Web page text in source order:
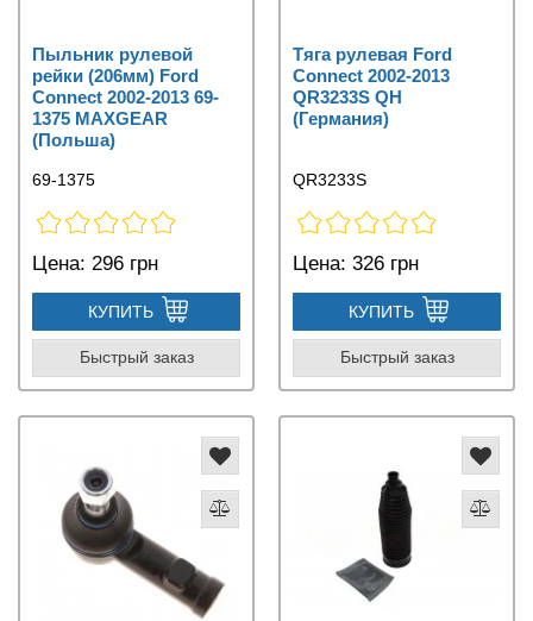
Пыльник рулевой
рейки (206мм) Ford
Connect 2002-2013 69-
1375 MAXGEAR
(Польша)
69-1375
Цена: 296 грн
КУПИТЬ
Быстрый заказ
Тяга рулевая Ford
Connect 2002-2013
QR3233S QH
(Германия)
QR3233S
Цена: 326 грн
КУПИТЬ
Быстрый заказ